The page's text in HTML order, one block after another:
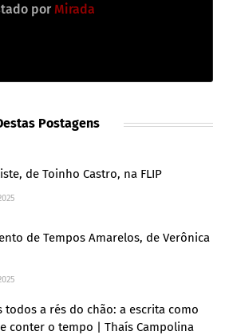
por Mirada
Postagens
de Toinho Castro, na FLIP
de Tempos Amarelos, de Verônica
todos a rés do chão: a escrita como
conter o tempo | Thaís Campolina